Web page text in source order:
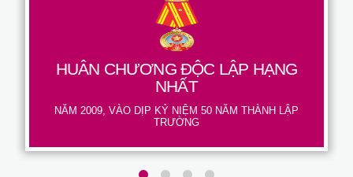
HUÂN CHƯƠNG ĐỘC LẬP HẠNG
NHẤT
NĂM 2009, VÀO DỊP KỶ NIỆM 50 NĂM THÀNH LẬP
TRƯỜNG